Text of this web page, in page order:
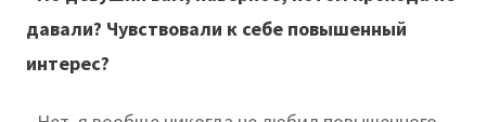
давали? Чувствовали к себе повышенный
интерес?